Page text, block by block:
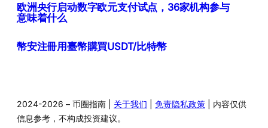
欧洲央行启动数字欧元支付试点，36家机构参与
意味着什么
幣安注冊用臺幣購買USDT/比特幣
2024-2026 – 币圈指南 | 关于我们 免责隐私政策 | 内容仅供
信息参考，不构成投资建议。